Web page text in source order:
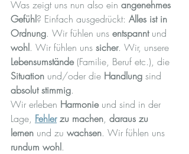
Was zeigt uns nun also ein angenehmes
Gefühl? Einfach ausgedrückt: Alles ist in
Ordnung. Wir fühlen uns entspannt und
wohl. Wir fühlen uns sicher. Wir, unsere
Lebensumstände (Familie, Beruf etc.), die
Situation und/oder die Handlung sind
absolut stimmig.
Wir erleben Harmonie und sind in der
Lage, Fehler zu machen, daraus zu
lernen und zu wachsen. Wir fühlen uns
rundum wohl.